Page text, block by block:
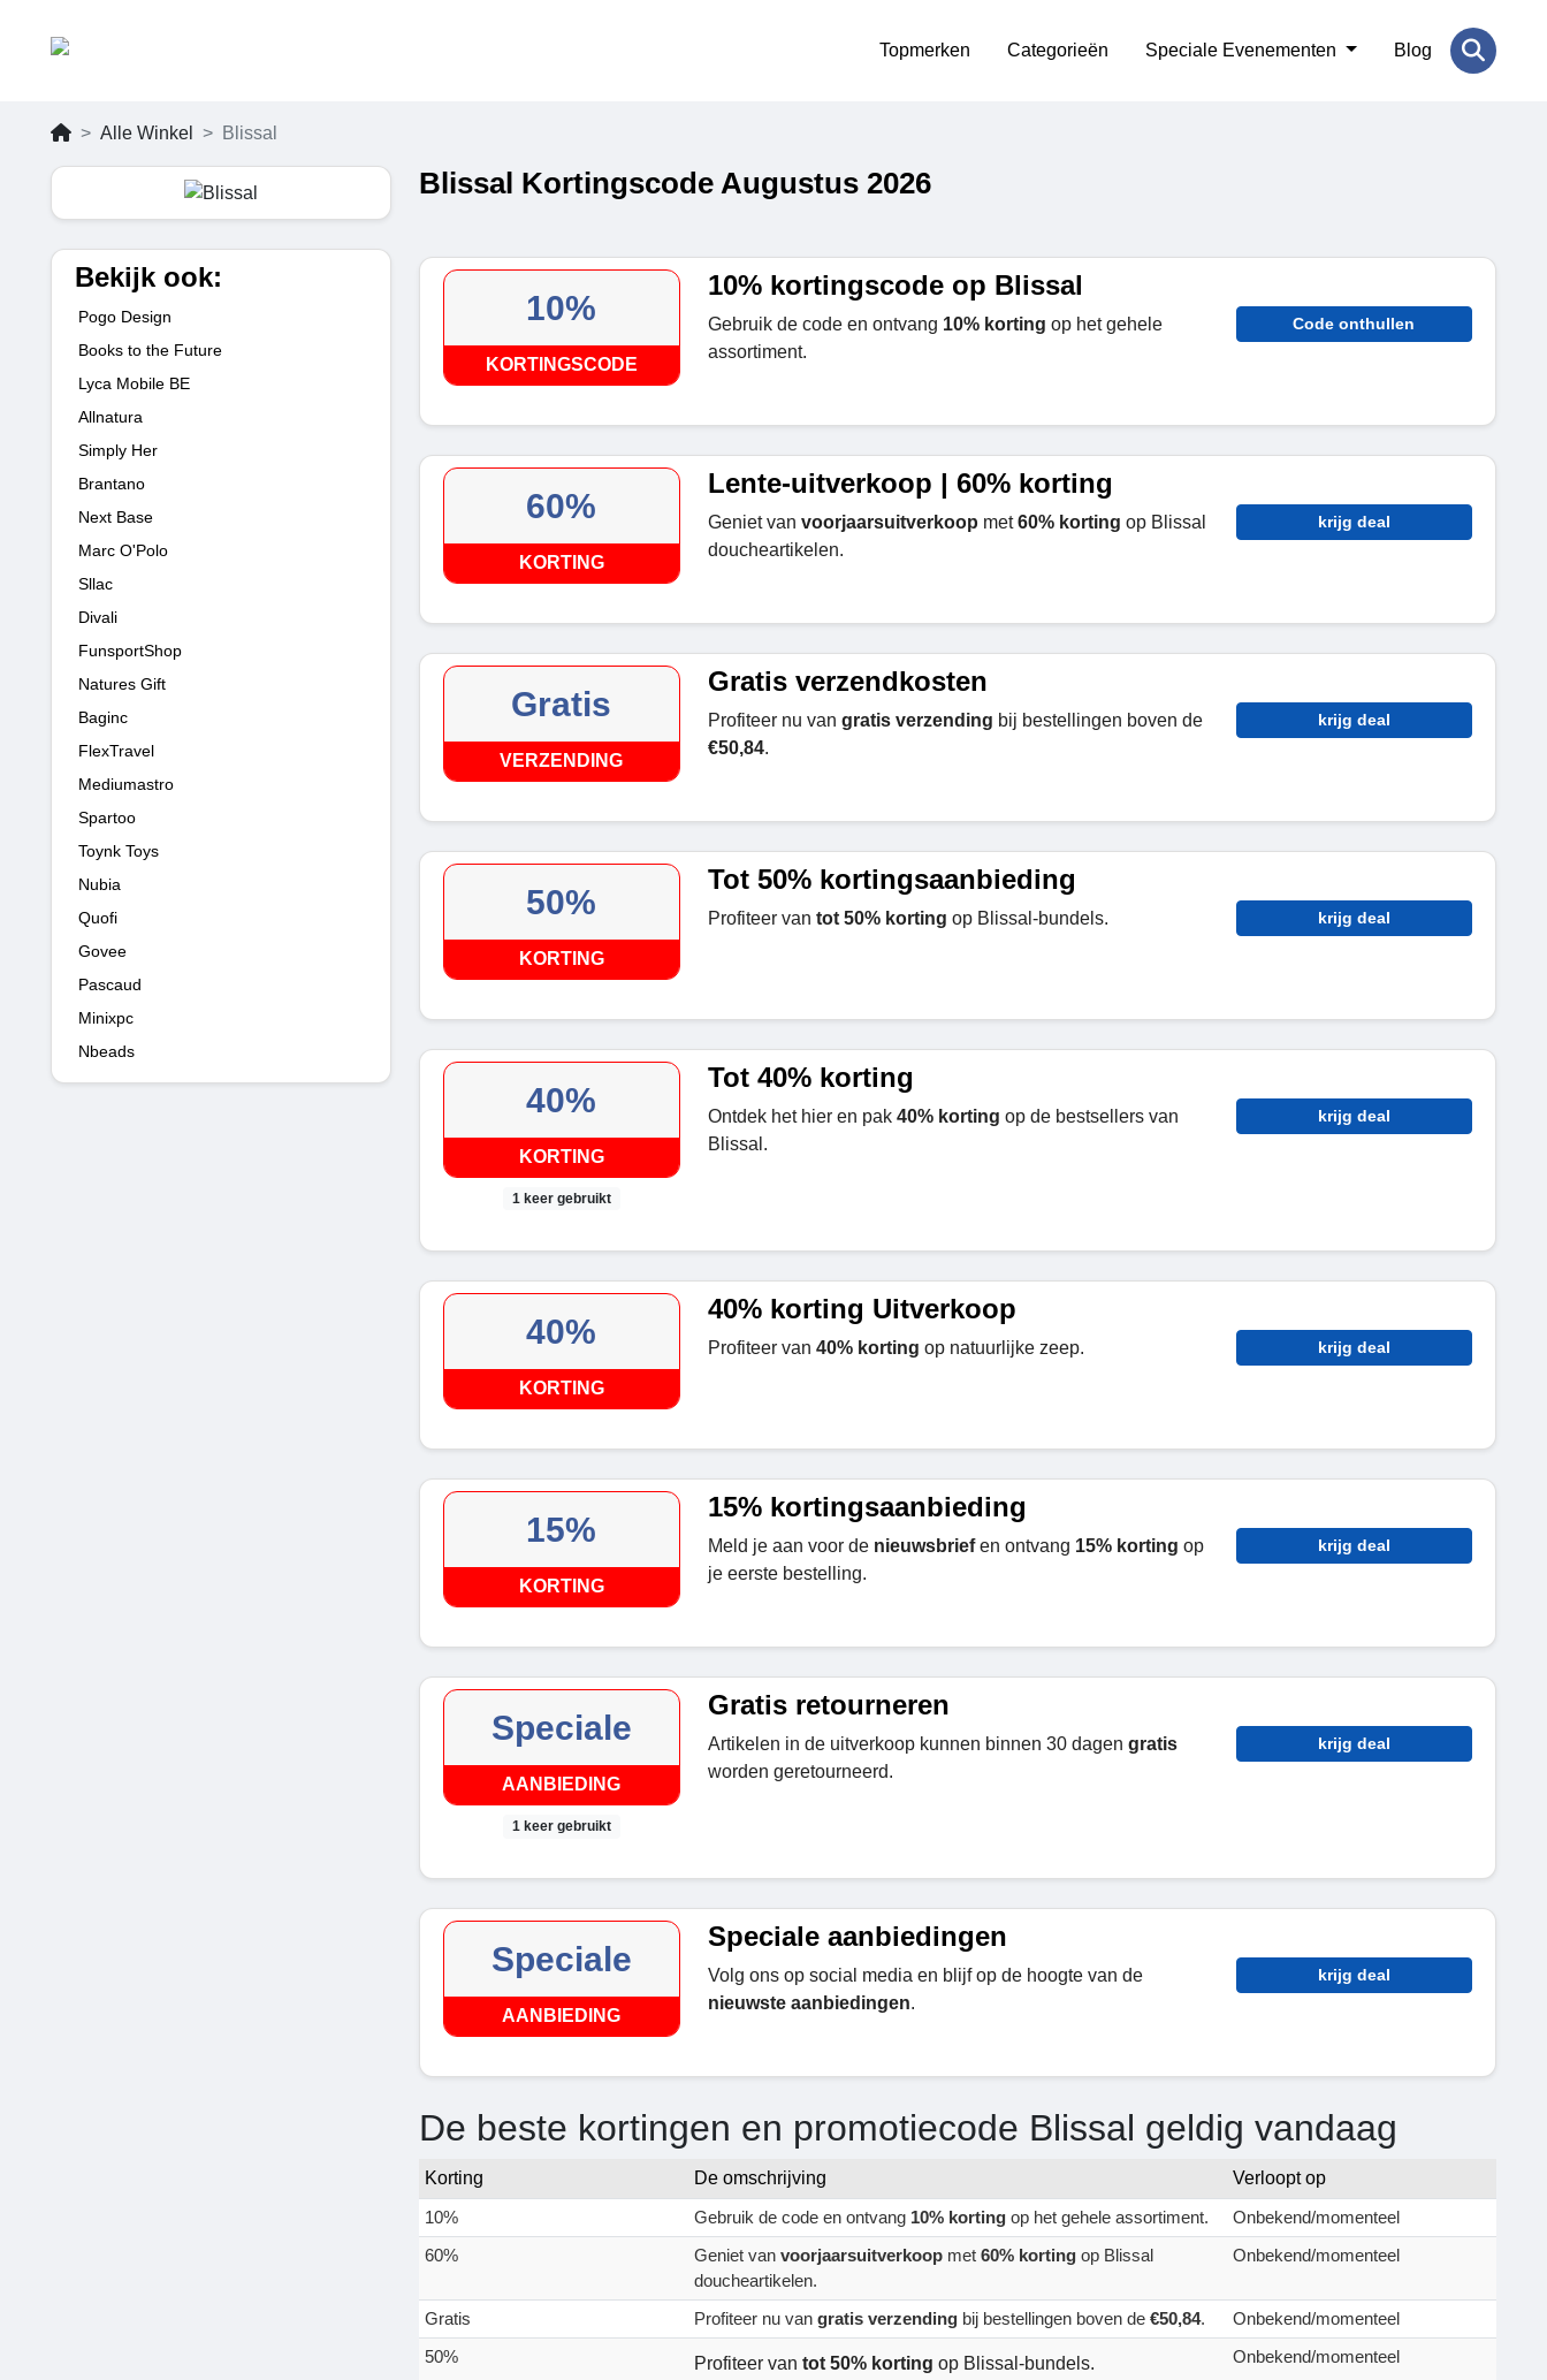
Topmerken Categorieën Speciale Evenementen Blog
Alle Winkel Blissal
Bekijk ook:
Pogo Design
Books to the Future
Lyca Mobile BE
Allnatura
Simply Her
Brantano
Next Base
Marc O'Polo
Sllac
Divali
FunsportShop
Natures Gift
Baginc
FlexTravel
Mediumastro
Spartoo
Toynk Toys
Nubia
Quofi
Govee
Pascaud
Minixpc
Nbeads
Blissal Kortingscode Augustus 2026
10%
KORTINGSCODE
10% kortingscode op Blissal
Gebruik de code en ontvang 10% korting op het gehele
assortiment.
Code onthullen
60%
KORTING
Lente-uitverkoop | 60% korting
Geniet van voorjaarsuitverkoop met60% korting op Blissal
doucheartikelen.
krijg deal
Gratis
VERZENDING
Gratis verzendkosten
Profiteer nu van gratis verzending bij bestellingen boven de
€50,84.
krijg deal
50%
KORTING
Tot 50% kortingsaanbieding
Profiteer van tot 50% korting op Blissal-bundels. krijg deal
40%
KORTING
1 keer gebruikt
Tot 40% korting
Ontdek het hier en pak 40% korting op de bestsellers van
Blissal.
krijg deal
40%
KORTING
40% korting Uitverkoop
Profiteer van 40% korting op natuurlijke zeep. krijg deal
15%
KORTING
15% kortingsaanbieding
Meld je aan voor de nieuwsbriefen ontvang 15% korting op
je eerste bestelling.
krijg deal
Speciale
AANBIEDING
1 keer gebruikt
Gratis retourneren
Artikelen in de uitverkoop kunnen binnen 30 dagen gratis
worden geretourneerd.
krijg deal
Speciale
AANBIEDING
Speciale aanbiedingen
Volg ons op social media en blijf op de hoogte van de
nieuwste aanbiedingen.
krijg deal
De beste kortingen en promotiecode Blissal geldig vandaag
Korting De omschrijving
Verloopt op
10%
Gebruik de code en ontvang 10% korting op het gehele assortiment.
Onbekend/momenteel
60%
Geniet van voorjaarsuitverkoop met 60% korting op Blissal
doucheartikelen.
Onbekend/momenteel
Gratis Profiteer nu van gratis verzending bij bestellingen boven de €50,84.
Onbekend/momenteel
50%
Profiteer van tot 50% korting op Blissal-bundels. Onbekend/momenteel